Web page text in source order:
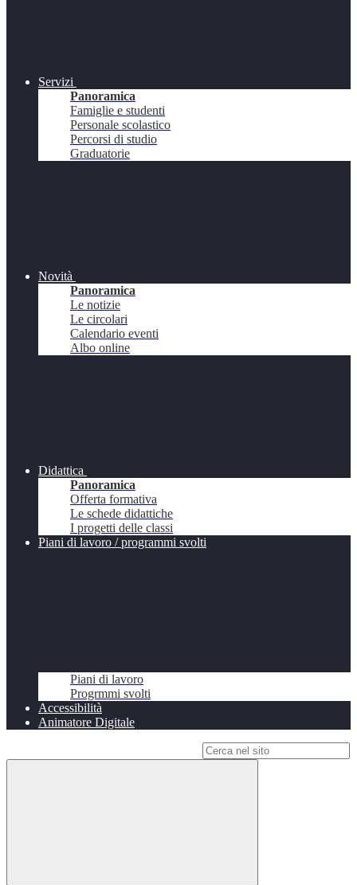
Servizi
Panoramica
Famiglie e studenti
Personale scolastico
Percorsi di studio
Graduatorie
Novità
Panoramica
Le notizie
Le circolari
Calendario eventi
Albo online
Didattica
Panoramica
Offerta formativa
Le schede didattiche
I progetti delle classi
Piani di lavoro / programmi svolti
Piani di lavoro
Progrmmi svolti
Accessibilità
Animatore Digitale